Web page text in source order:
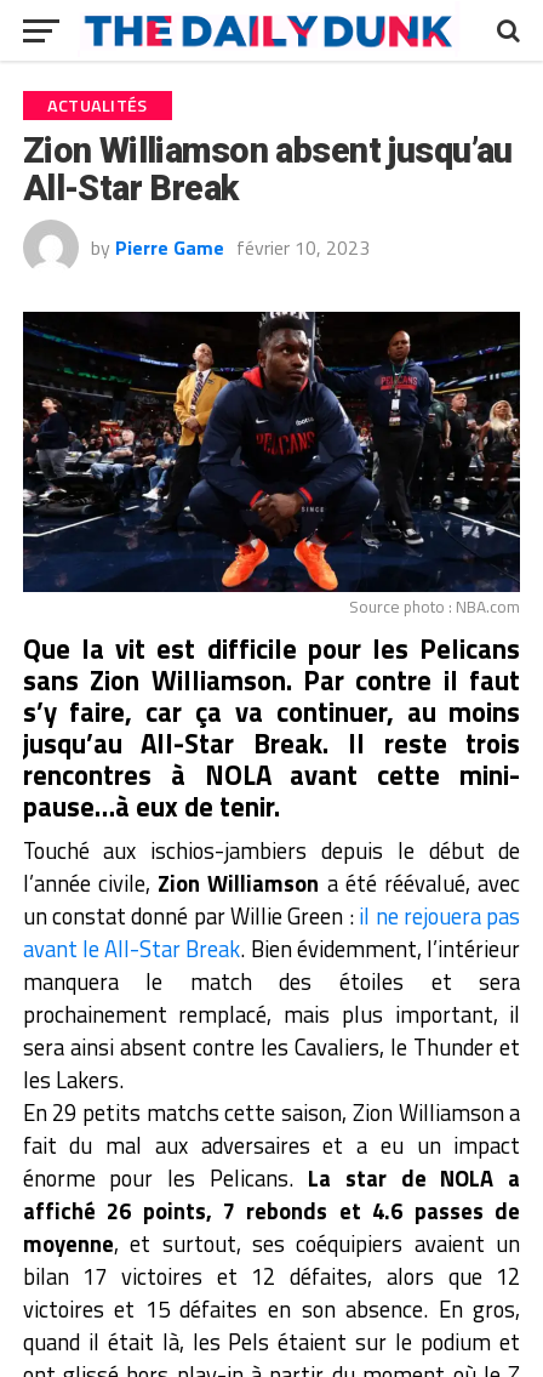
ACTUALITÉS
Zion Williamson absent jusqu’au
All-Star Break
by Pierre Game février 10, 2023
Source photo : NBA.com
Que la vit est difficile pour les Pelicans
sans Zion Williamson. Par contre il faut
s’y faire, car ça va continuer, au moins
jusqu’au All-Star Break. Il reste trois
rencontres à NOLA avant cette mini-
pause…à eux de tenir.
Touché aux ischios-jambiers depuis le début de
l’année civile, Zion Williamson a été réévalué, avec
un constat donné par Willie Green :il ne rejouera pas
avant le All-Star Break. Bien évidemment, l’intérieur
manquera le match des étoiles et sera
prochainement remplacé, mais plus important, il
sera ainsi absent contre les Cavaliers, le Thunder et
les Lakers.
En 29 petits matchs cette saison, Zion Williamson a
fait du mal aux adversaires et a eu un impact
énorme pour les Pelicans. La star de NOLA a
affiché 26 points, 7 rebonds et 4.6 passes de
moyenne, et surtout, ses coéquipiers avaient un
bilan 17 victoires et 12 défaites, alors que 12
victoires et 15 défaites en son absence. En gros,
quand il était là, les Pels étaient sur le podium et